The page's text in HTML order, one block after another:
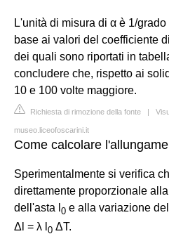
L'unità di misura di α è 1/grado
base ai valori del coefficiente
dei quali sono riportati in
concludere che, rispetto ai
10 e 100 volte maggiore.
Richiesta di rimozione della fonte
museo.liceofoscarini.it
Come calcolare
Sperimentalmente si verifica
direttamente proporzionale
dell'asta l 0 e alla variazione
Δl = λ l 0 ΔT.